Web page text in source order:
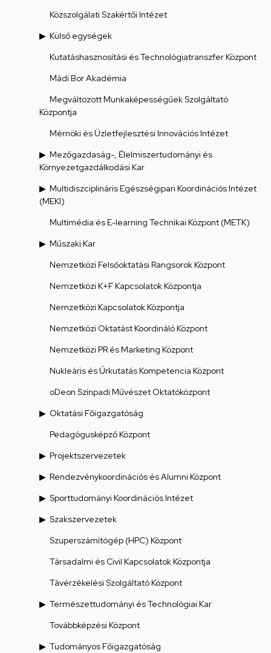
Közszolgálati Szakértői Intézet
Külső egységek
Kutatáshasznosítási és Technológiatranszfer Központ
Mádi Bor Akadémia
Megváltozott Munkaképességűek Szolgáltató
Központja
Mérnöki és Üzletfejlesztési Innovációs Intézet
Mezőgazdaság-, Élelmiszertudományi és
Környezetgazdálkodási Kar
Multidiszciplináris Egészségipari Koordinációs Intézet
(MEKI)
Multimédia és E-learning Technikai Központ (METK)
Műszaki Kar
Nemzetközi Felsőoktatási Rangsorok Központ
Nemzetközi K+F Kapcsolatok Központja
Nemzetközi Kapcsolatok Központja
Nemzetközi Oktatást Koordináló Központ
Nemzetközi PR és Marketing Központ
Nukleáris és Űrkutatás Kompetencia Központ
oDeon Színpadi Művészet Oktatóközpont
Oktatási Főigazgatóság
Pedagógusképző Központ
Projektszervezetek
Rendezvénykoordinációs és Alumni Központ
Sporttudományi Koordinációs Intézet
Szakszervezetek
Szuperszámítógép (HPC) Központ
Társadalmi és Civil Kapcsolatok Központja
Távérzékelési Szolgáltató Központ
Természettudományi és Technológiai Kar
Továbbképzési Központ
Tudományos Főigazgatóság